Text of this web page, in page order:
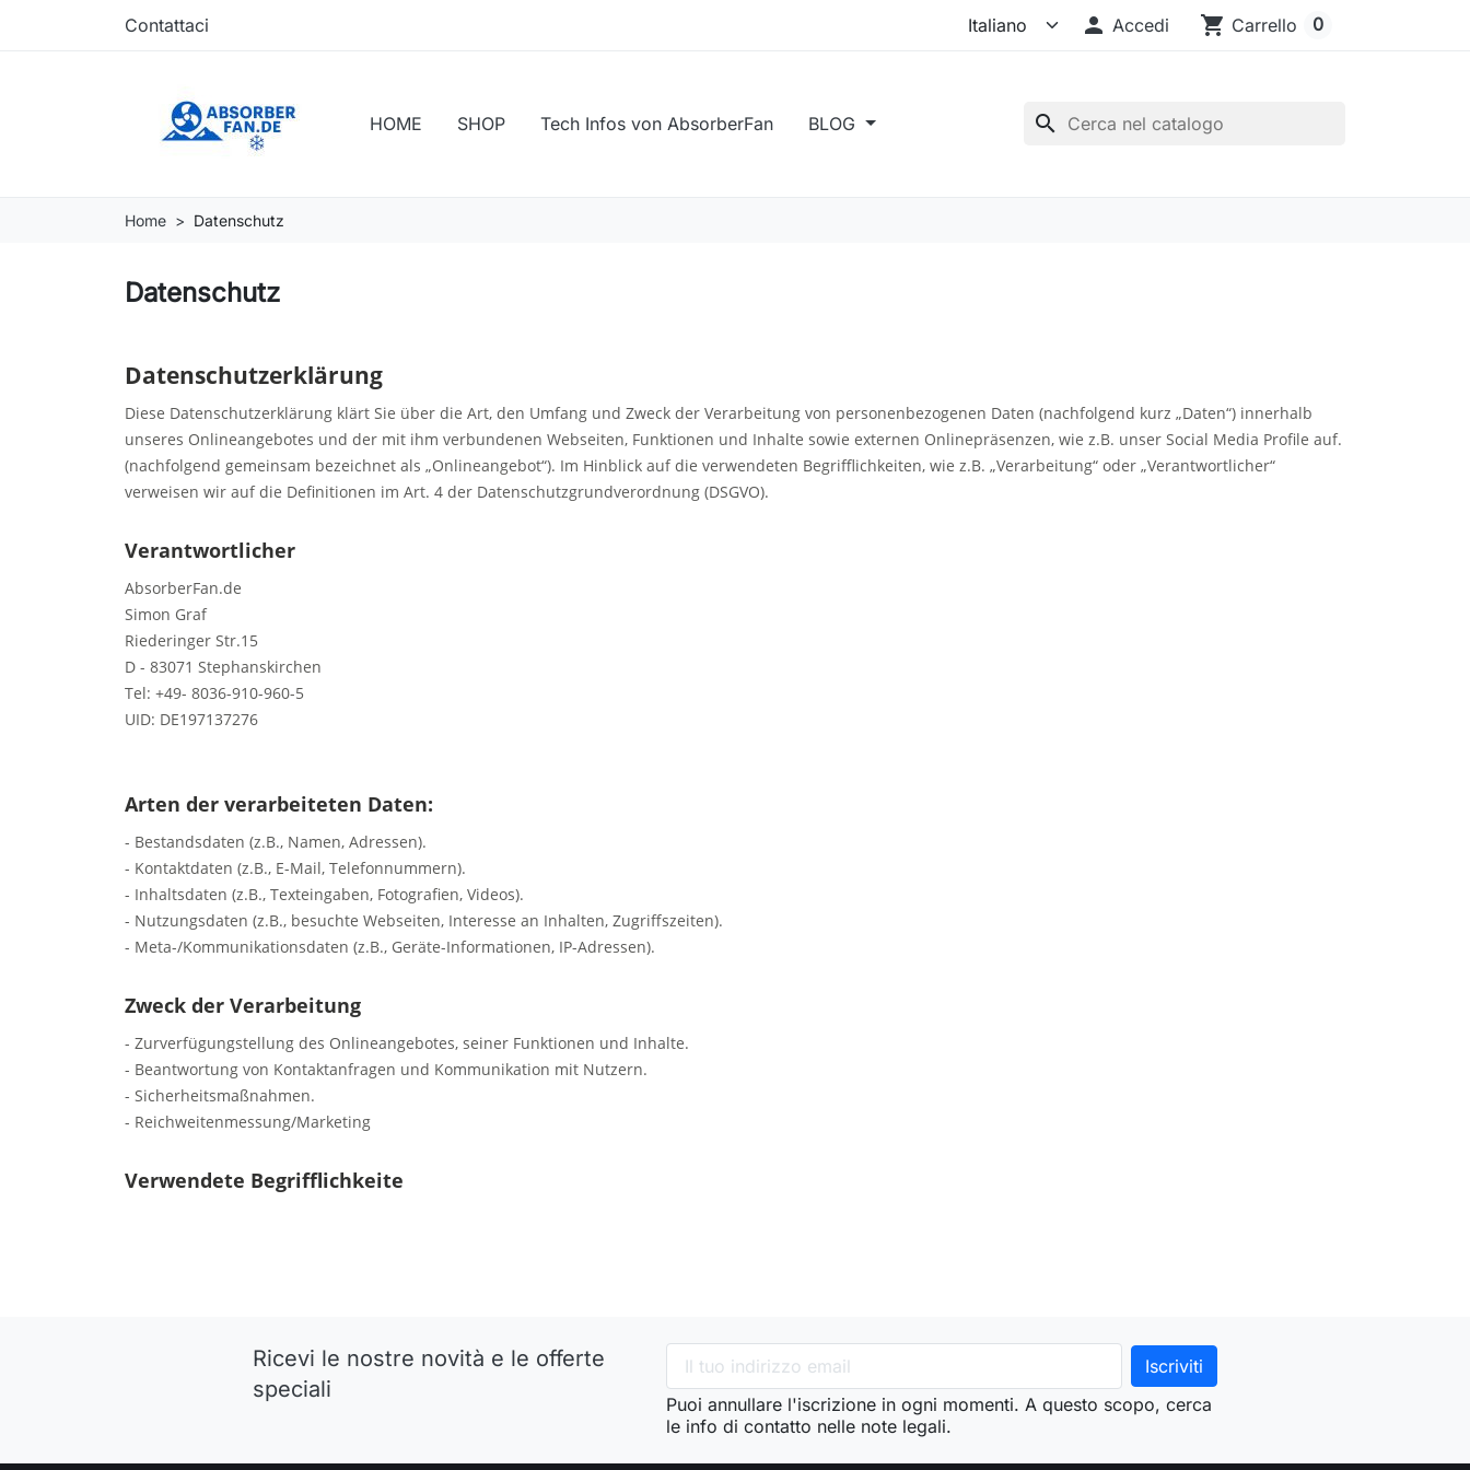
Contattaci  Accedi shopping_cart Carrello 0
HOME SHOP Tech Infos von AbsorberFan BLOG search
Home Datenschutz
Datenschutz
Datenschutzerklärung
Diese Datenschutzerklärung klärt Sie über die Art, den Umfang und Zweck der Verarbeitung von personenbezogenen Daten (nachfolgend kurz „Daten“) innerhalb
unseres Onlineangebotes und der mit ihm verbundenen Webseiten, Funktionen und Inhalte sowie externen Onlinepräsenzen, wie z.B. unser Social Media Profile auf.
(nachfolgend gemeinsam bezeichnet als „Onlineangebot“). Im Hinblick auf die verwendeten Begrifflichkeiten, wie z.B. „Verarbeitung“ oder „Verantwortlicher“
verweisen wir auf die Definitionen im Art. 4 der Datenschutzgrundverordnung (DSGVO).
Verantwortlicher
AbsorberFan.de
Simon Graf
Riederinger Str.15
D - 83071 Stephanskirchen
Tel: +49- 8036-910-960-5
UID: DE197137276
Arten der verarbeiteten Daten:
- Bestandsdaten (z.B., Namen, Adressen).
- Kontaktdaten (z.B., E-Mail, Telefonnummern).
- Inhaltsdaten (z.B., Texteingaben, Fotografien, Videos).
- Nutzungsdaten (z.B., besuchte Webseiten, Interesse an Inhalten, Zugriffszeiten).
- Meta-/Kommunikationsdaten (z.B., Geräte-Informationen, IP-Adressen).
Zweck der Verarbeitung
- Zurverfügungstellung des Onlineangebotes, seiner Funktionen und Inhalte.
- Beantwortung von Kontaktanfragen und Kommunikation mit Nutzern.
- Sicherheitsmaßnahmen.
- Reichweitenmessung/Marketing
Verwendete Begrifflichkeite
Ricevi le nostre novità e le offerte
speciali
Puoi annullare l'iscrizione in ogni momenti. A questo scopo, cerca
le info di contatto nelle note legali.